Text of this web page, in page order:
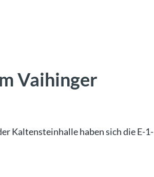
Vaihinger
Kaltensteinhalle haben sich die E-1-